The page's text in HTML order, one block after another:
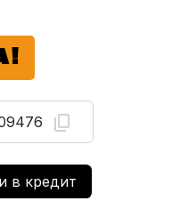
в кредит